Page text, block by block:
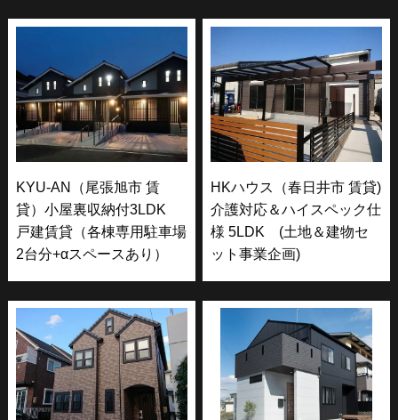
KYU-AN（尾張旭市 賃
貸）小屋裏収納付3LDK
戸建賃貸（各棟専用駐車場
2台分+αスペースあり）
HKハウス（春日井市 賃貸)
介護対応＆ハイスペック仕
様 5LDK (土地＆建物セ
ット事業企画)